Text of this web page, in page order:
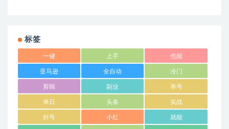
标签
一键 上手 也能
亚马逊 全自动 冷门
剪辑 副业 单号
单日 头条 实战
封号 小红 就能